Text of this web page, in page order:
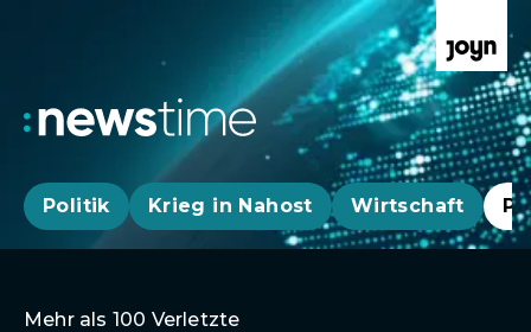
Politik Krieg in Nahost Wirtschaft
Mehr als 100 Verletzte